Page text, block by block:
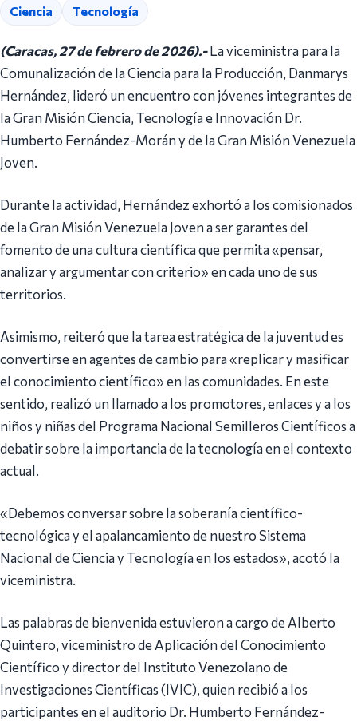
Ciencia Tecnología
(Caracas, 27 de febrero de 2026).-La viceministra para la
Comunalización de la Ciencia para la Producción, Danmarys
Hernández, lideró un encuentro con jóvenes integrantes de
la Gran Misión Ciencia, Tecnología e Innovación Dr.
Humberto Fernández-Morán y de la Gran Misión Venezuela
Joven.
Durante la actividad, Hernández exhortó a los comisionados
de la Gran Misión Venezuela Joven a ser garantes del
fomento de una cultura científica que permita «pensar,
analizar y argumentar con criterio» en cada uno de sus
territorios.
Asimismo, reiteró que la tarea estratégica de la juventud es
convertirse en agentes de cambio para «replicar y masificar
el conocimiento científico» en las comunidades. En este
sentido, realizó un llamado a los promotores, enlaces y a los
niños y niñas del Programa Nacional Semilleros Científicos a
debatir sobre la importancia de la tecnología en el contexto
actual.
«Debemos conversar sobre la soberanía científico-
tecnológica y el apalancamiento de nuestro Sistema
Nacional de Ciencia y Tecnología en los estados», acotó la
viceministra.
Las palabras de bienvenida estuvieron a cargo de Alberto
Quintero, viceministro de Aplicación del Conocimiento
Científico y director del Instituto Venezolano de
Investigaciones Científicas (IVIC), quien recibió a los
participantes en el auditorio Dr. Humberto Fernández-